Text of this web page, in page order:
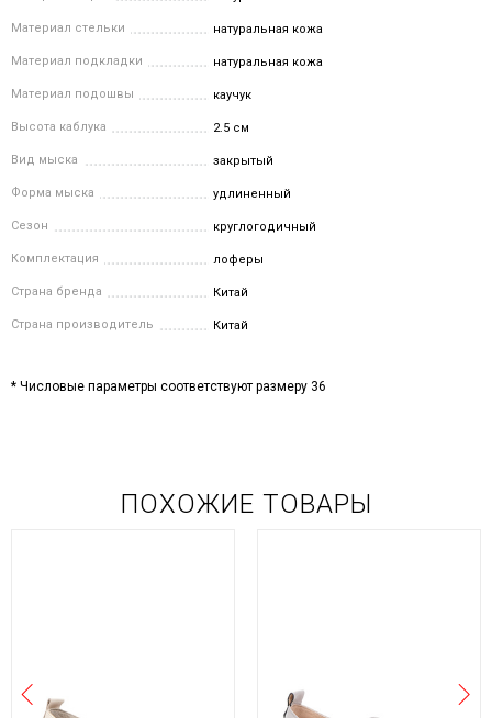
Материал стельки натуральная кожа
Материал подкладки натуральная кожа
Материал подошвы каучук
Высота каблука 2.5 см
Вид мыска закрытый
Форма мыска удлиненный
Сезон круглогодичный
Комплектация лоферы
Страна бренда Китай
Страна производитель Китай
* Числовые параметры соответствуют размеру 36
ПОХОЖИЕ ТОВАРЫ